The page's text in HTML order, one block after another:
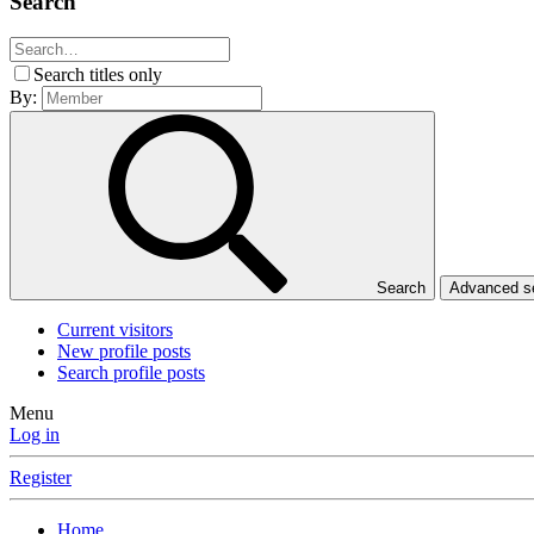
Search titles only
By:
Search Advanced
Current visitors
New profile posts
Search profile posts
Menu
Log in
Register